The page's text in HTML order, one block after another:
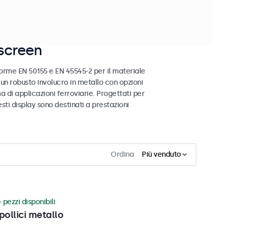
EN 50155 e EN 45545-2 per il materiale
robusto involucro in metallo con opzioni
di applicazioni ferroviarie. Progettati per
display sono destinati a prestazioni
Ordina Più venduto
metallo
pezzi disponibili